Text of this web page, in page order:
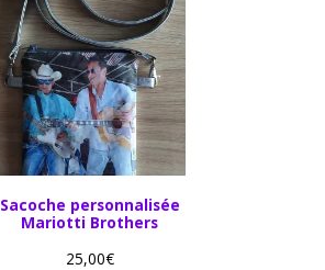
Sacoche personnalisée
Mariotti Brothers
25,00€